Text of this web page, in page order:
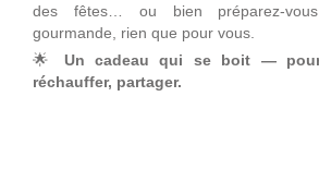
des fêtes… ou bien préparez-
gourmande, rien que pour vous.
🌟 Un cadeau qui se boit —
réchauffer, partager.